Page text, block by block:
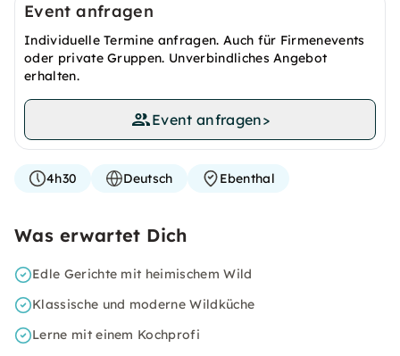
Event anfragen
Individuelle Termine anfragen. Auch für Firmenevents
oder private Gruppen. Unverbindliches Angebot
erhalten.
Event anfragen>
4h30 Deutsch Ebenthal
Was erwartet Dich
Edle Gerichte mit heimischem Wild
Klassische und moderne Wildküche
Lerne mit einem Kochprofi